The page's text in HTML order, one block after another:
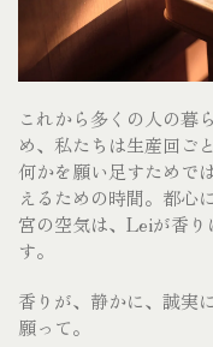
これから多くの人の暮
め、私たちは生産回ご
何かを願い足すためで
えるための時間。都心
宮の空気は、 Leiが香り
す。
香りが、静かに、誠実
願って。